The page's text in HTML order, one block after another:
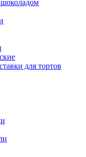
для тортов